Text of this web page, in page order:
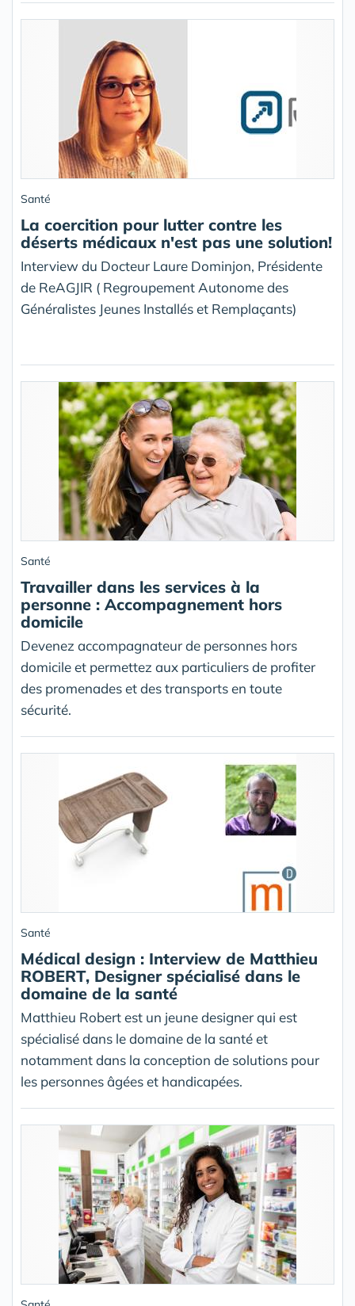
Santé
La coercition pour lutter contre les
déserts médicaux n'est pas une solution!
Interview du Docteur Laure Dominjon, Présidente
de ReAGJIR ( Regroupement Autonome des
Généralistes Jeunes Installés et Remplaçants)
Santé
Travailler dans les services à la
personne : Accompagnement hors
domicile
Devenez accompagnateur de personnes hors
domicile et permettez aux particuliers de profiter
des promenades et des transports en toute
sécurité.
Santé
Médical design : Interview de Matthieu
ROBERT, Designer spécialisé dans le
domaine de la santé
Matthieu Robert est un jeune designer qui est
spécialisé dans le domaine de la santé et
notamment dans la conception de solutions pour
les personnes âgées et handicapées.